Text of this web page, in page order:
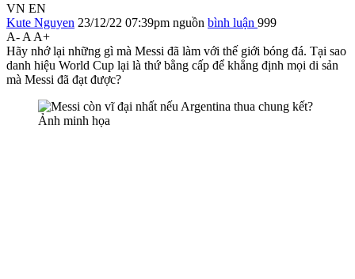
VN EN
Kute Nguyen 23/12/22 07:39pm nguồn bình luận 999
A- A A+
Hãy nhớ lại những gì mà Messi đã làm với thế giới bóng đá. Tại sao
danh hiệu World Cup lại là thứ bằng cấp để khẳng định mọi di sản
mà Messi đã đạt được?
Ảnh minh họa